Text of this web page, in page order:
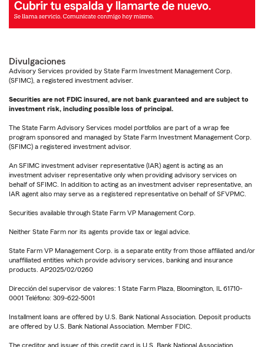
Divulgaciones
Advisory Services provided by State Farm Investment Management Corp.
(SFIMC), a registered investment adviser.
Securities are not FDIC insured, are not bank guaranteed and are subject to
investment risk, including possible loss of principal.
The State Farm Advisory Services model portfolios are part of a wrap fee
program sponsored and managed by State Farm Investment Management Corp.
(SFIMC) a registered investment advisor.
An SFIMC investment adviser representative (IAR) agent is acting as an
investment adviser representative only when providing advisory services on
behalf of SFIMC. In addition to acting as an investment adviser representative, an
IAR agent also may serve as a registered representative on behalf of SFVPMC.
Securities available through State Farm VP Management Corp.
Neither State Farm nor its agents provide tax or legal advice.
State Farm VP Management Corp. is a separate entity from those affiliated and/or
unaffiliated entities which provide advisory services, banking and insurance
products. AP2025/02/0260
Dirección del supervisor de valores: 1 State Farm Plaza, Bloomington, IL 61710-
0001 Teléfono: 309-622-5001
Installment loans are offered by U.S. Bank National Association. Deposit products
are offered by U.S. Bank National Association. Member FDIC.
The creditor and issuer of this credit card is U.S. Bank National Association,